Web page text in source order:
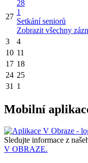
27
28
1
Setkání seniorů
Zobrazit všechny
3 4
10 11
17 18
24 25
31 1
Mobilní
Sledujte informace z
V OBRAZE.